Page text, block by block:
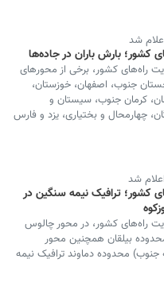
کشور؛ بارش باران در جاده‌ها
راه‌های کشور، برخی از محورهای
جنوب، اصفهان، خوزستان،
کرمان جنوب، سیستان و
چهارمحال و بختیاری، یزد و فارس
کشور؛ ترافیک نیمه سنگین در
راه‌های کشور، در محور چالوس
بیلقان همچنین محور
محدوده دماوند ترافیک نیمه